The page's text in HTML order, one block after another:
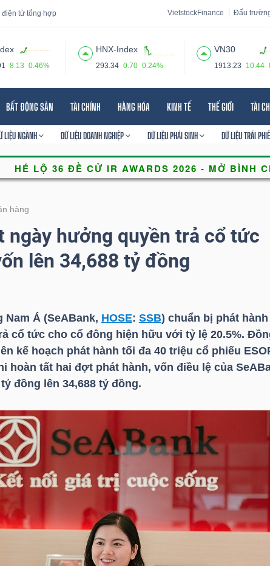
điện tử tổng hợp VietstockFinance Đấu
8.13 0.46%
HNX-Index
293.34 0.70 0.24%
VN30
1913.23 10.44
BẤT ĐỘNG SẢN TÀI CHÍNH HÀNG HÓA KINH TẾ THẾ GIỚI TÀI
LIỆU NGÀNH DỮ LIỆU DOANH NGHIỆP DỮ LIỆU PHÁI SINH DỮ LIỆU TRÁI
hàng
ngày hưởng quyền trả cổ tức
lên 34,688 tỷ đồng
Nam Á (SeABank, HOSE: SSB) chuẩn bị phát hành
cổ tức cho cổ đông hiện hữu với tỷ lệ 20.5%.
kế hoạch phát hành tối đa 40 triệu cổ phiếu
hoàn tất hai đợt phát hành, vốn điều lệ của
đồng lên 34,688 tỷ đồng.